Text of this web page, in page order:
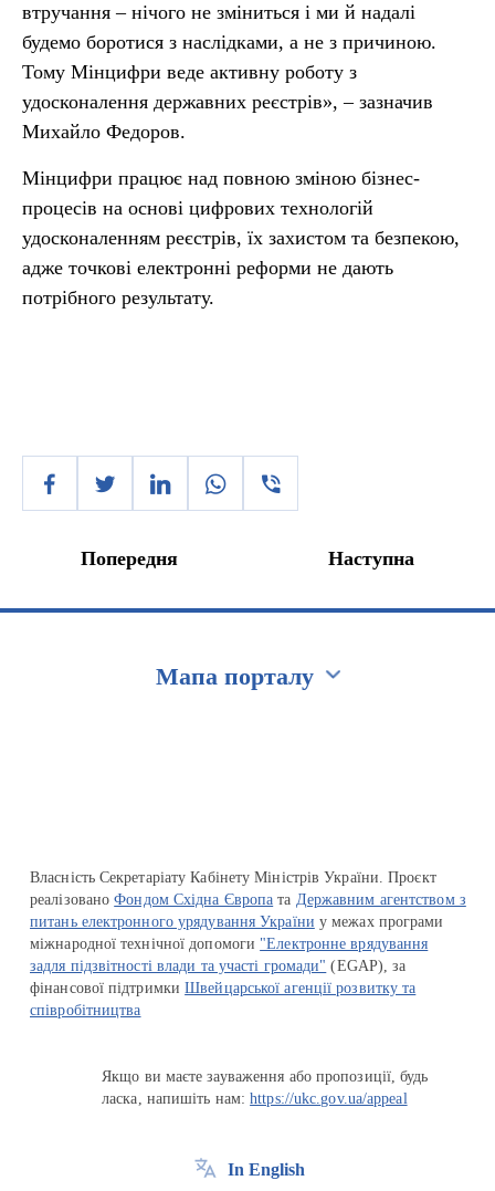
втручання – нічого не зміниться і ми й надалі
будемо боротися з наслідками, а не з причиною.
Тому Мінцифри веде активну роботу з
удосконалення державних реєстрів», – зазначив
Михайло Федоров.
Мінцифри працює над повною зміною бізнес-
процесів на основі цифрових технологій
удосконаленням реєстрів, їх захистом та безпекою,
адже точкові електронні реформи не дають
потрібного результату.
Попередня Наступна
Мапа порталу
Власність Секретаріату Кабінету Міністрів України. Проєкт
реалізованоФондом Східна Європа та Державним агентством з
питань електронного урядування України у межах програми
міжнародної технічної допомоги "Електронне врядування
задля підзвітності влади та участі громади" (EGAP), за
фінансової підтримкиШвейцарської агенції розвитку та
співробітництва
Якщо ви маєте зауваження або пропозиції, будь
ласка, напишіть нам:https://ukc.gov.ua/appeal
In English